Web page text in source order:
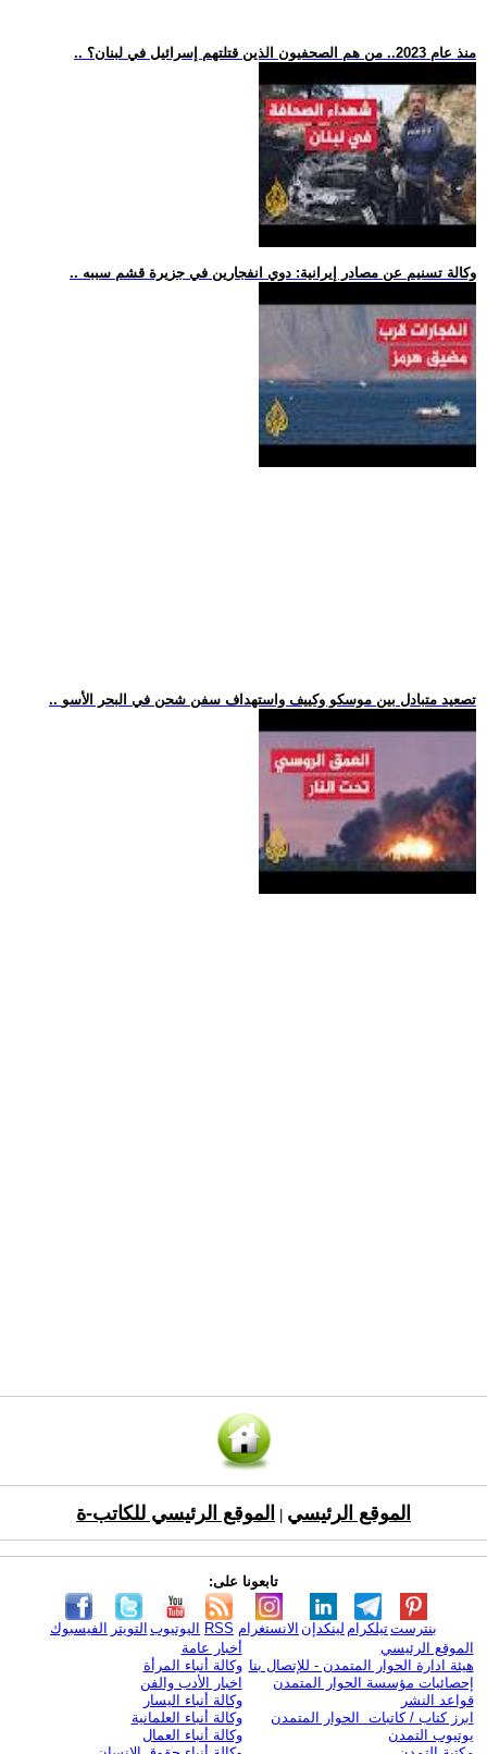
.. منذ عام 2023.. من هم الصحفيون الذين قتلتهم إسرائيل في لبنان؟
.. وكالة تسنيم عن مصادر إيرانية: دوي انفجارين في جزيرة قشم سببه
.. تصعيد متبادل بين موسكو وكييف واستهداف سفن شحن في البحر الأسو
الموقع الرئيسي الموقع الرئيسي للكاتب-ة
تابعونا على:
الفيسبوك التويتر اليوتيوب RSS الانستغرام لينكدإن تيلكرامبنترست
الموقع الرئيسي
هيئة ادارة الحوار المتمدن - للإتصال بنا
إحصائيات مؤسسة الحوار المتمدن
قواعد النشر
ابرز كتاب / كاتبات الحوار المتمدن
يوتيوب التمدن
أخبار عامة
وكالة أنباء المرأة
اخبار الأدب والفن
وكالة أنباء اليسار
وكالة أنباء العلمانية
وكالة أنباء العمال